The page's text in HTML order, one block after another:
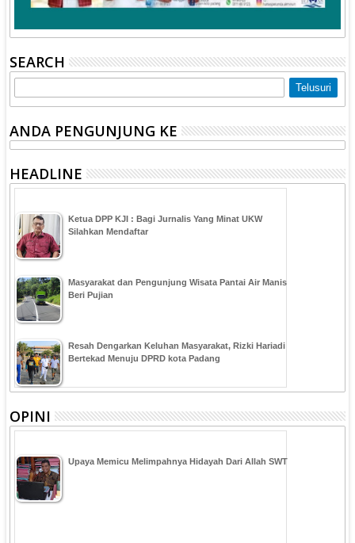
SEARCH
ANDA PENGUNJUNG KE
HEADLINE
Ketua DPP KJI : Bagi Jurnalis Yang Minat UKW
Silahkan Mendaftar
Masyarakat dan Pengunjung Wisata Pantai Air Manis
Beri Pujian
Resah Dengarkan Keluhan Masyarakat, Rizki Hariadi
Bertekad Menuju DPRD kota Padang
OPINI
Upaya Memicu Melimpahnya Hidayah Dari Allah SWT